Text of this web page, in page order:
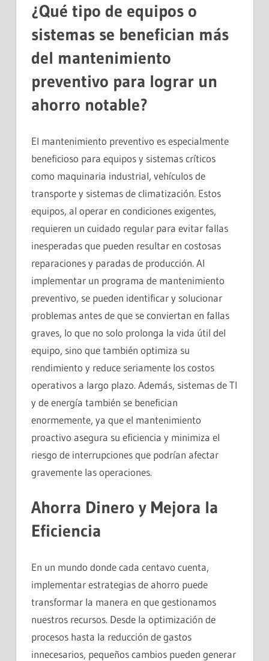
¿Qué tipo de equipos o
sistemas se benefician más
del mantenimiento
preventivo para lograr un
ahorro notable?
El mantenimiento preventivo es especialmente
beneficioso para equipos y sistemas críticos
como maquinaria industrial, vehículos de
transporte y sistemas de climatización. Estos
equipos, al operar en condiciones exigentes,
requieren un cuidado regular para evitar fallas
inesperadas que pueden resultar en costosas
reparaciones y paradas de producción. Al
implementar un programa de mantenimiento
preventivo, se pueden identificar y solucionar
problemas antes de que se conviertan en fallas
graves, lo que no solo prolonga la vida útil del
equipo, sino que también optimiza su
rendimiento y reduce seriamente los costos
operativos a largo plazo. Además, sistemas de TI
y de energía también se benefician
enormemente, ya que el mantenimiento
proactivo asegura su eficiencia y minimiza el
riesgo de interrupciones que podrían afectar
gravemente las operaciones.
Ahorra Dinero y Mejora la
Eficiencia
En un mundo donde cada centavo cuenta,
implementar estrategias de ahorro puede
transformar la manera en que gestionamos
nuestros recursos. Desde la optimización de
procesos hasta la reducción de gastos
innecesarios, pequeños cambios pueden generar